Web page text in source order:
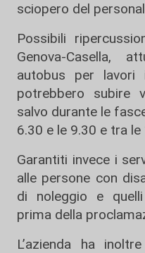
sciopero del
Possibili
Genova-Casella,
autobus per lavori
potrebbero subire
salvo durante le
6.30 e le 9.30 e tra
Garantiti invece i
alle persone con
di noleggio e
prima della
L’azienda ha